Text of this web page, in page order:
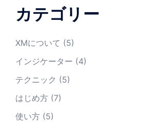
カテゴリー
XMについて (5)
インジケーター (4)
テクニック (5)
はじめ方 (7)
使い方 (5)